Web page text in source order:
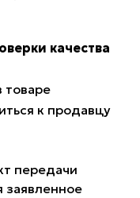
качества
товаре
к продавцу
передачи
заявленное